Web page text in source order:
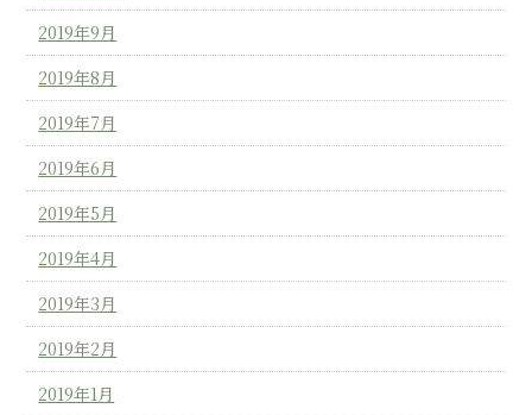
2019年9月
2019年8月
2019年7月
2019年6月
2019年5月
2019年4月
2019年3月
2019年2月
2019年1月